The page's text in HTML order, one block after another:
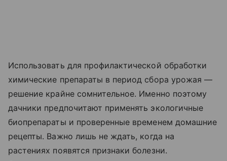
Использовать для профилактической обработки
химические препараты в период сбора урожая —
решение крайне сомнительное. Именно поэтому
дачники предпочитают применять экологичные
биопрепараты и проверенные временем домашние
рецепты. Важно лишь не ждать, когда на
растениях появятся признаки болезни.